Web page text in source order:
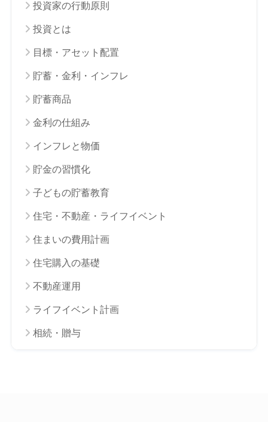
投資家の行動原則
投資とは
目標・アセット配置
貯蓄・金利・インフレ
貯蓄商品
金利の仕組み
インフレと物価
貯金の習慣化
子どもの貯蓄教育
住宅・不動産・ライフイベント
住まいの費用計画
住宅購入の基礎
不動産運用
ライフイベント計画
相続・贈与